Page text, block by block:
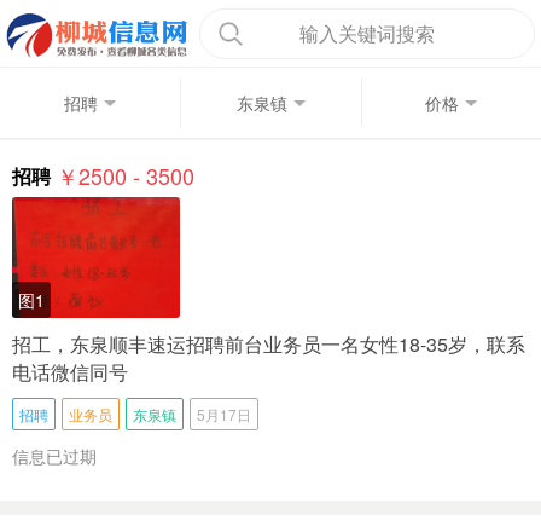
输入关键词搜索
招聘 东泉镇 价格
招聘 ￥2500 - 3500
图1
招工，东泉顺丰速运招聘前台业务员一名女性18-35岁，联系
电话微信同号
招聘 业务员 东泉镇 5月17日
信息已过期